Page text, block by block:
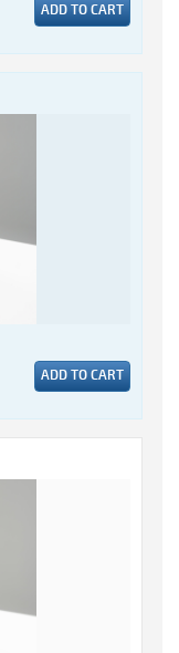
ADD TO CART
ADD TO CART